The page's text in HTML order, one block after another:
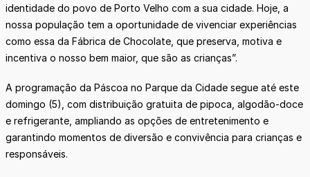
identidade do povo de Porto Velho com a sua cidade. Hoje, a
nossa população tem a oportunidade de vivenciar experiências
como essa da Fábrica de Chocolate, que preserva, motiva e
incentiva o nosso bem maior, que são as crianças”.
A programação da Páscoa no Parque da Cidade segue até este
domingo (5), com distribuição gratuita de pipoca, algodão-doce
e refrigerante, ampliando as opções de entretenimento e
garantindo momentos de diversão e convivência para crianças e
responsáveis.